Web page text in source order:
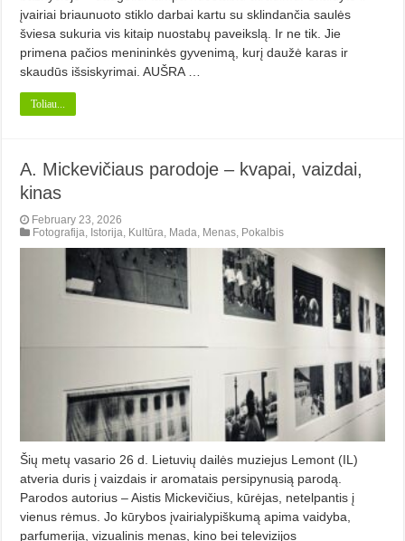
įvairiai briaunuoto stiklo darbai kartu su sklindančia saulės
šviesa sukuria vis kitaip nuostabų paveikslą. Ir ne tik. Jie
primena pačios menininkės gyvenimą, kurį daužė karas ir
skaudūs išsiskyrimai. AUŠRA …
Toliau...
A. Mickevičiaus parodoje – kvapai, vaizdai,
kinas
February 23, 2026
Fotografija Istorija Kultūra Mada Menas Pokalbis
Šių metų vasario 26 d. Lietuvių dailės muziejus Lemont (IL)
atveria duris į vaizdais ir aromatais persipynusią parodą.
Parodos autorius – Aistis Mickevičius, kūrėjas, netelpantis į
vienus rėmus. Jo kūrybos įvairialypiškumą apima vaidyba,
parfumerija, vizualinis menas, kino bei televizijos